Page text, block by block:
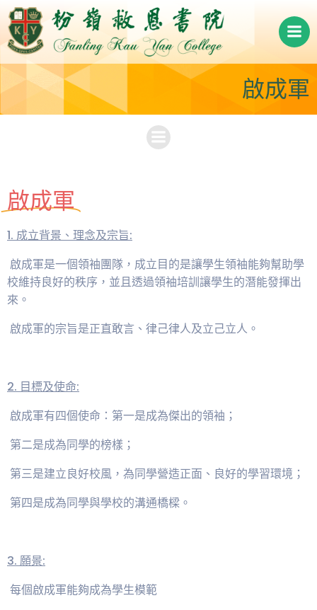
Skip
to
content
啟成軍
啟成軍
1. 成立背景、理念及宗旨:
啟成軍是一個領袖團隊，成立目的是讓學生領袖能夠幫助學
校維持良好的秩序，並且透過領袖培訓讓學生的潛能發揮出
來。
啟成軍的宗旨是正直敢言、律己律人及立己立人。
2. 目標及使命:
啟成軍有四個使命：第一是成為傑出的領袖；
第二是成為同學的榜樣；
第三是建立良好校風，為同學營造正面、良好的學習環境；
第四是成為同學與學校的溝通橋樑。
3. 願景:
每個啟成軍能夠成為學生模範